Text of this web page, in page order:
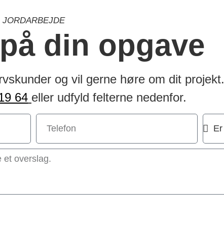
JORDARBEJDE
din opgave
og vil gerne høre om dit projekt.
64 eller udfyld felterne nedenfor.